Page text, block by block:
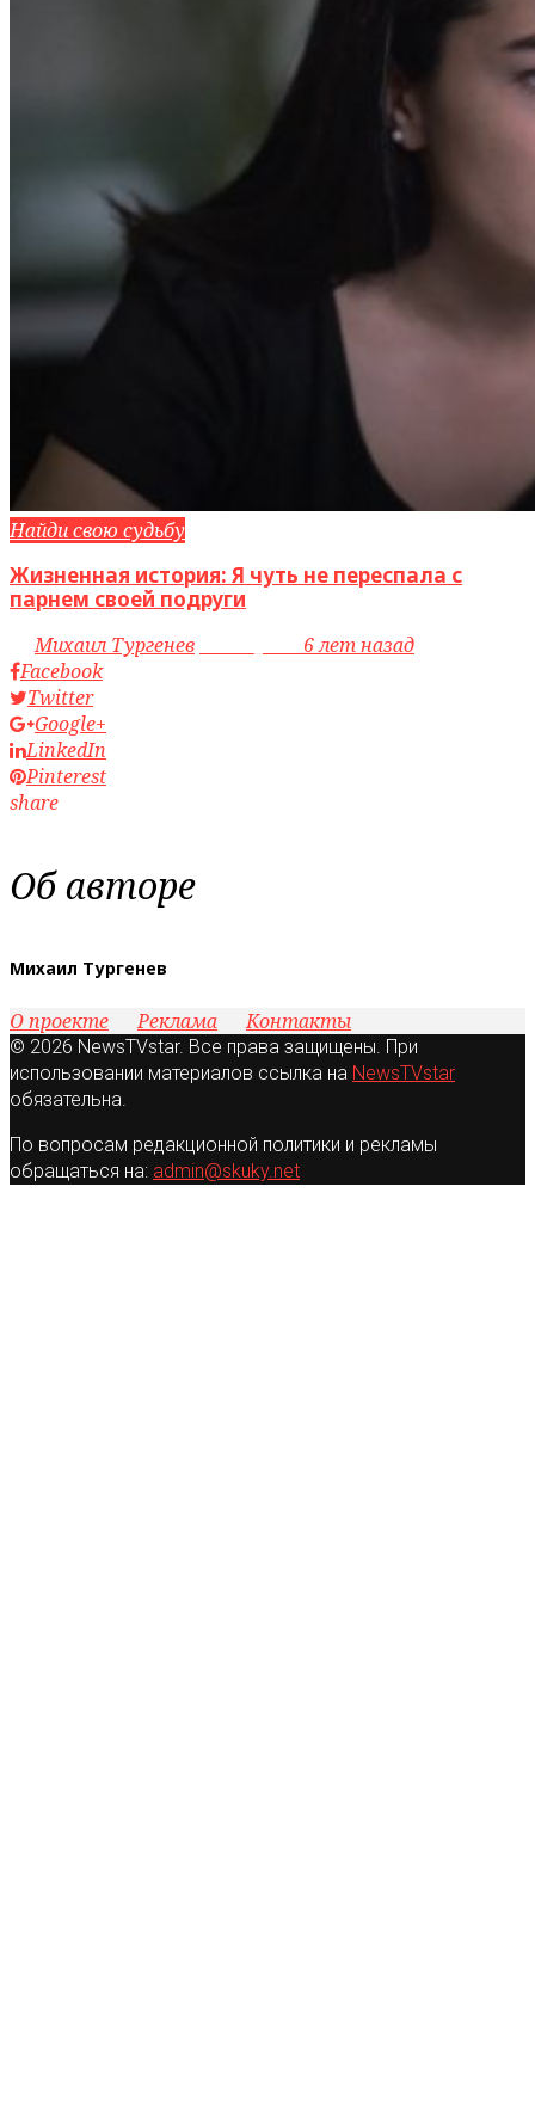
Найди свою судьбу
Жизненная история: Я чуть не переспала с
парнем своей подруги
byМихаил Тургенев
6 лет назад
Facebook
Twitter
Google+
LinkedIn
Pinterest
share
Об авторе
Михаил Тургенев
О проекте Реклама Контакты
© 2026 NewsTVstar. Все права защищены. При
использовании материалов ссылка на NewsTVstar
обязательна.
По вопросам редакционной политики и рекламы
обращаться на: admin@skuky.net